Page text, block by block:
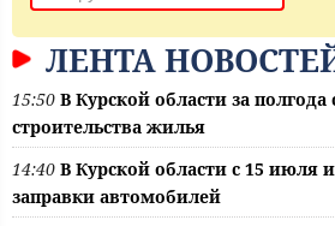
ЛЕНТА
15:50 В Курской области за
строительства жилья
14:40 В Курской области с 15 июля
заправки автомобилей